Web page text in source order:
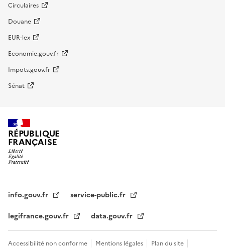
Circulaires
Douane
EUR-lex
Economie.gouv.fr
Impots.gouv.fr
Sénat
RÉPUBLIQUE
FRANÇAISE
info.gouv.fr
service-public.fr
legifrance.gouv.fr
data.gouv.fr
Accessibilité non conforme Mentions légales Plan du site